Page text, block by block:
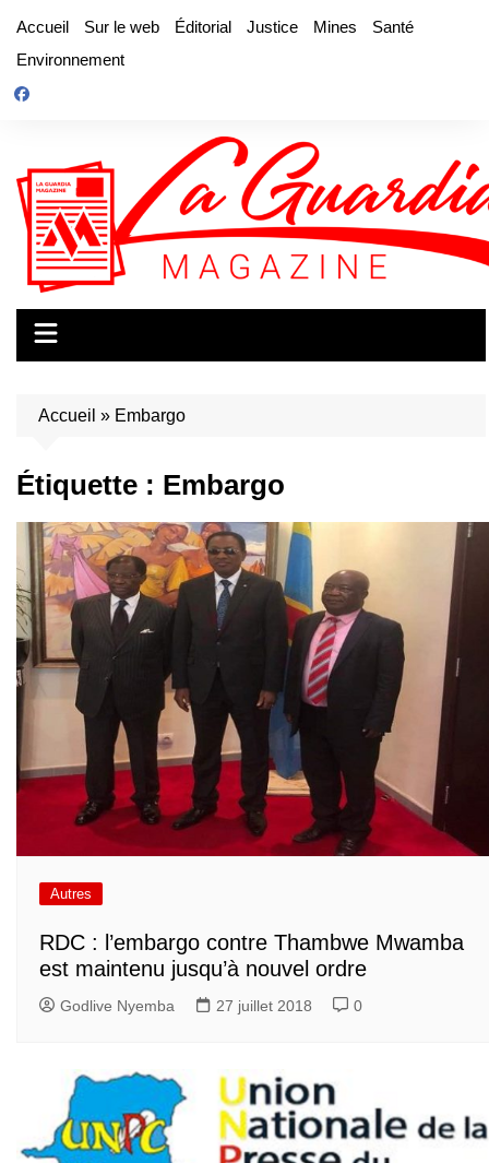
contenu
Accueil Sur le web Éditorial Justice Mines
Santé
Environnement
Accueil » Embargo
Étiquette : Embargo
Autres
RDC : l’embargo contre Thambwe Mwamba
est maintenu jusqu’à nouvel ordre
Godlive Nyemba 27 juillet 2018 0